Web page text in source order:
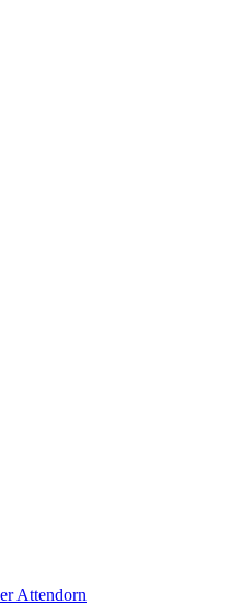
Attendorn